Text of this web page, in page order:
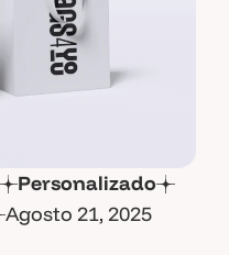
Personalizado
Agosto 21, 2025